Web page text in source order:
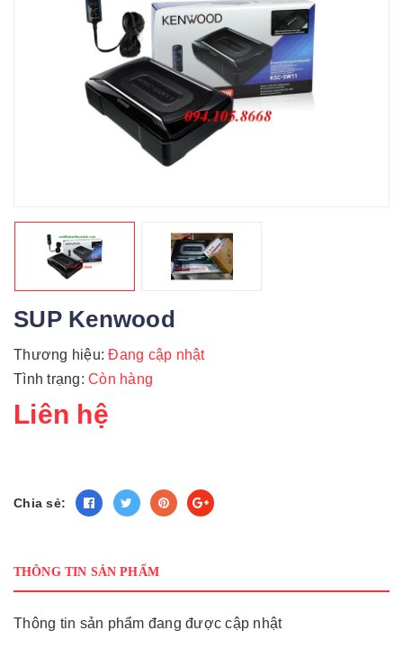
SUP Kenwood
Thương hiệu: Đang cập nhật
Tình trạng: Còn hàng
Liên hệ
Chia sẻ:
THÔNG TIN SẢN PHẨM
Thông tin sản phẩm đang được cập nhật